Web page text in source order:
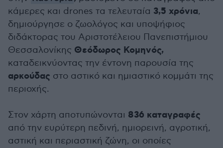
κάμερες και drones τα τελευταία 3,5 χρόνια,
δημιούργησε ο ζωολόγος και υποψήφιος
διδάκτορας του Αριστοτέλειου Πανεπιστήμιου
Θεσσαλονίκης Θεόδωρος Κομηνός,
καταδεικνύοντας την έντονη παρουσία της
αρκούδας στο αστικό και ημιαστικό κομμάτι της
περιοχής.
Στον χάρτη αποτυπώνονται 836 καταγραφές
από την ευρύτερη πεδινή, ημιορεινή, αγροτική,
αστική και περιαστική ζώνη, οι οποίες